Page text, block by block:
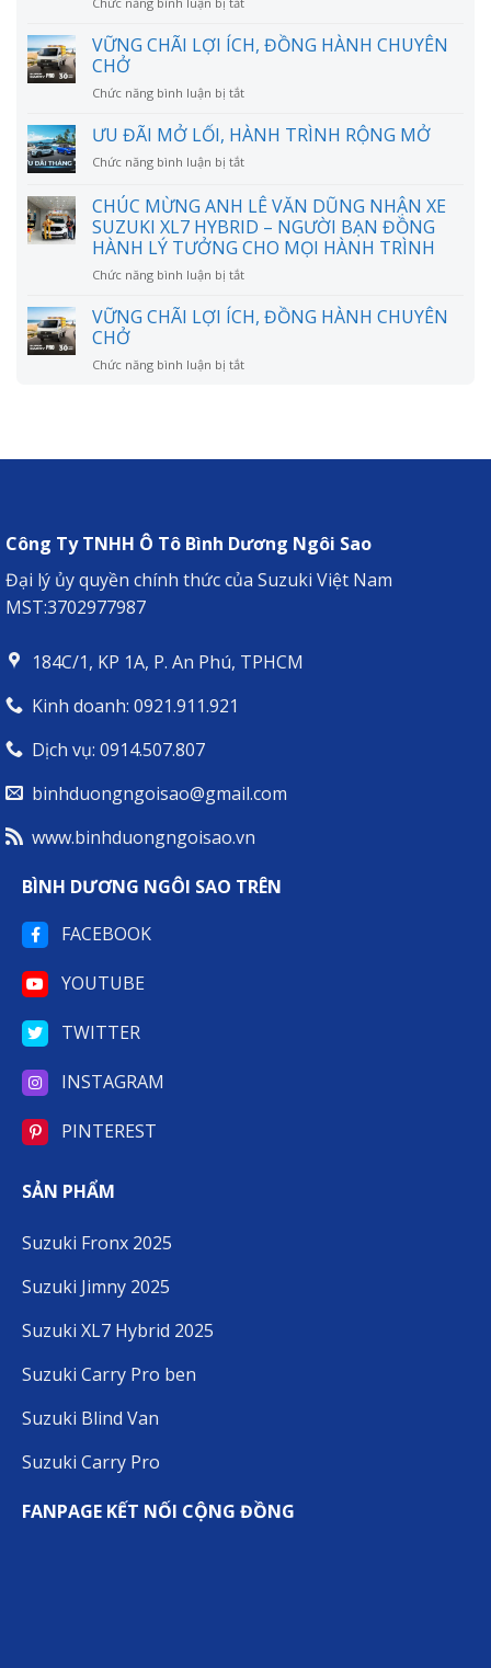
phí
nuôi
XL7
tháng
nhiêu?
thực
sự
tiết
như
đồn?
VỮNG CHÃI LỢI ÍCH, ĐỒNG HÀNH CHUYÊN
CHỞ
Chức năng bình luận bị tắtở
CHÃI
LỢI
ÍCH,
HÀNH
CHUYÊN
CHỞ
ƯU ĐÃI MỞ LỐI, HÀNH TRÌNH RỘNG MỞ
Chức năng bình luận bị tắtở
ĐÃI
MỞ
LỐI,
HÀNH
TRÌNH
MỞ
CHÚC MỪNG ANH LÊ VĂN DŨNG NHẬN XE
SUZUKI XL7 HYBRID – NGƯỜI BẠN ĐỒNG
HÀNH LÝ TƯỞNG CHO MỌI HÀNH TRÌNH
Chức năng bình luận bị tắtở
MỪNG
ANH
VĂN
XL7
ĐỒNG
HÀNH
LÝ
HÀNH
VỮNG CHÃI LỢI ÍCH, ĐỒNG HÀNH CHUYÊN
CHỞ
Chức năng bình luận bị tắtở
ĐỒNG
Công Ty TNHH Ô Tô Bình Dương Ngôi Sao
Đại lý ủy quyền chính thức của Suzuki Việt Nam
MST:3702977987
184C/1, KP 1A, P. An Phú, TPHCM
Kinh doanh: 0921.911.921
Dịch vụ: 0914.507.807
binhduongngoisao@gmail.com
www.binhduongngoisao.vn
BÌNH DƯƠNG NGÔI SAO TRÊN
FACEBOOK
YOUTUBE
TWITTER
INSTAGRAM
PINTEREST
SẢN PHẨM
Suzuki Fronx 2025
Suzuki Jimny 2025
Suzuki XL7 Hybrid 2025
Suzuki Carry Pro ben
Suzuki Blind Van
Suzuki Carry Pro
FANPAGE KẾT NỐI CỘNG ĐỒNG